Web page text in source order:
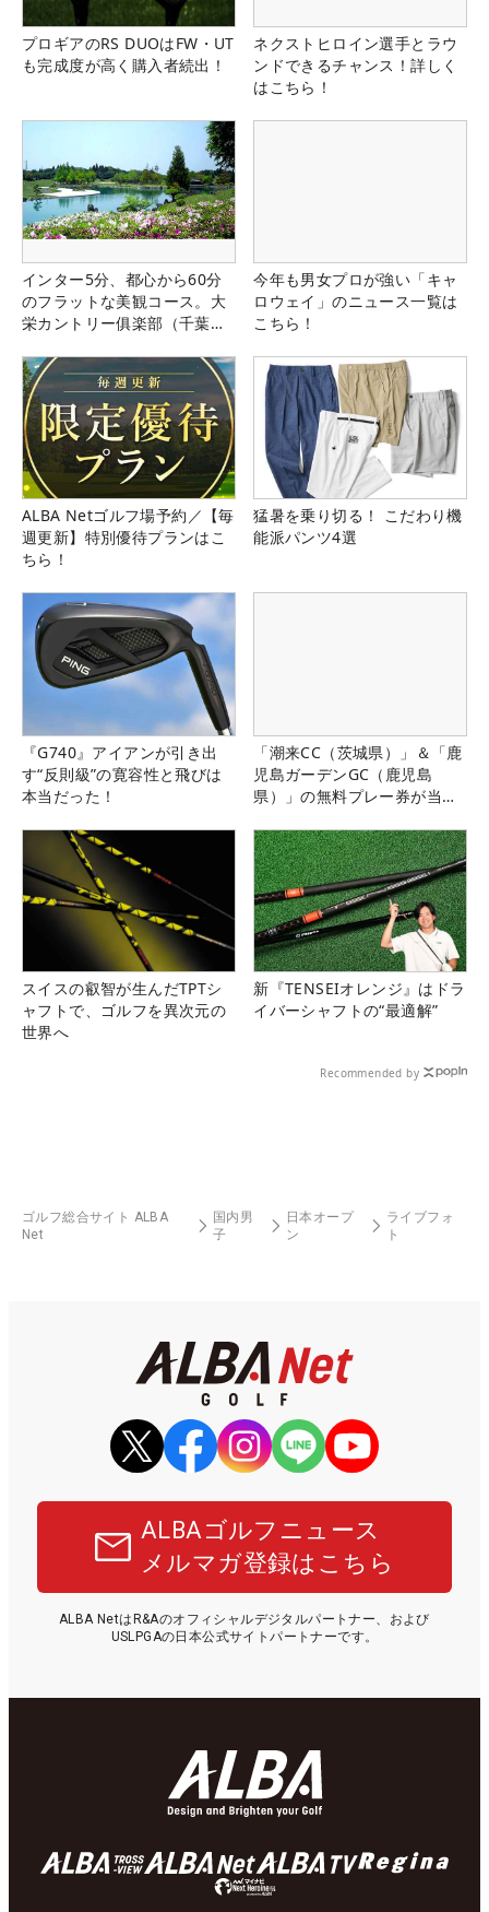
プロギアのRS DUOはFW・UT
も完成度が高く購入者続出！
ネクストヒロイン選手とラウ
ンドできるチャンス！詳しく
はこちら！
インター5分、都心から60分
のフラットな美観コース。大
栄カントリー俱楽部（千葉
今年も男女プロが強い「キャ
ロウェイ」のニュース一覧は
こちら！
ALBA Netゴルフ場予約／【毎
週更新】特別優待プランはこ
ちら！
猛暑を乗り切る！ こだわり機
能派パンツ4選
『G740』アイアンが引き出
す“反則級”の寛容性と飛びは
本当だった！
「潮来CC（茨城県）」＆「鹿
児島ガーデンGC（鹿児島
県）」の無料プレー券が当た
スイスの叡智が生んだTPTシ
ャフトで、ゴルフを異次元の
世界へ
新『TENSEIオレンジ』はドラ
イバーシャフトの“最適解”
Recommended by
ゴルフ総合サイト ALBA
Net
国内男
子
日本オープ
ン
ライブフォ
ト
ALBAゴルフニュース
メルマガ登録はこちら
ALBA NetはR&Aのオフィシャルデジタルパートナー、および
USLPGAの日本公式サイトパートナーです。